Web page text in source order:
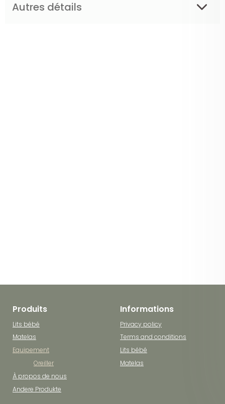
Autres détails
Produits
Lits bébé
Matelas
Equipement
Oreiller
À propos de nous
Andere Produkte
Informations
Privacy policy
Terms and conditions
Lits bébé
Matelas